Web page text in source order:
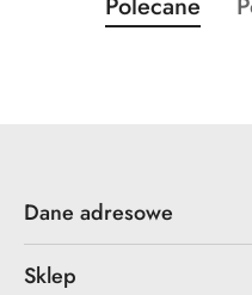
Pomiń karuzelę
o
Dane adresowe
Sklep